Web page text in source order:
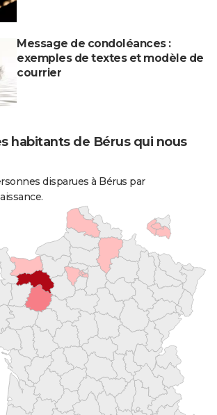
Message de condoléances :
exemples de textes et modèle de
courrier
habitants de Bérus qui nous
disparues à Bérus par